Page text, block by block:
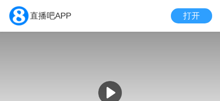
直播吧APP 打开